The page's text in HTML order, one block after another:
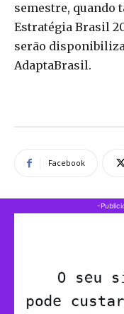
semestre, quando
Estratégia Brasil
serão
AdaptaBrasil.
Facebook
-